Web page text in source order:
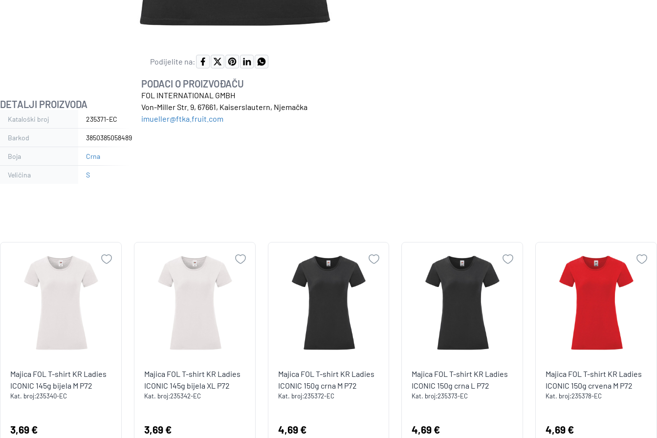
Podijelite na:
DETALJI PROIZVODA
Kataloški broj 235371-EC
Barkod 3850385058489
Boja Crna
Veličina S
PODACI O PROIZVOĐAČU
FOL INTERNATIONAL GMBH
Von-Miller Str. 9, 67661, Kaiserslautern, Njemačka
imueller@ftka.fruit.com
Majica FOL T-shirt KR Ladies
ICONIC 145g bijela M P72
Kat. broj:235340-EC
Cijena:
3,69 €
Majica FOL T-shirt KR Ladies
ICONIC 145g bijela XL P72
Kat. broj:235342-EC
Cijena:
3,69 €
Majica FOL T-shirt KR Ladies
ICONIC 150g crna M P72
Kat. broj:235372-EC
Cijena:
4,69 €
Majica FOL T-shirt KR Ladies
ICONIC 150g crna L P72
Kat. broj:235373-EC
Cijena:
4,69 €
Majica FOL T-shirt KR Ladies
ICONIC 150g crvena M P72
Kat. broj:235378-EC
Cijena:
4,69 €